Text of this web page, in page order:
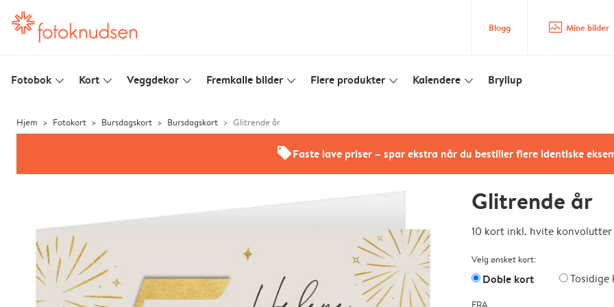
Blogg image_placeholder Mine bilder
Fotobok slim_arrow_down Kort slim_arrow_down Veggdekor slim_arrow_down Fremkalle bilder slim_arrow_down Flere produkter slim_arrow_down Kalendere slim_arrow_down Bryllup
Hjem Fotokort Bursdagskort Bursdagskort Glitrende år
offersFaste lave priser – spar ekstra når du bestiller flere identiske
Glitrende år
10 kort inkl. hvite konvolutter
Velg ønsket kort:
Doble kort Tosidige
FRA